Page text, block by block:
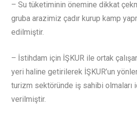
– Su tüketiminin önemine dikkat
gruba arazimiz çadır kurup kamp
edilmiştir.
– İstihdam için İŞKUR ile ortak
yeri haline getirilerek İŞ­KUR’un
turizm sektöründe iş sahibi olmaları
verilmiştir.